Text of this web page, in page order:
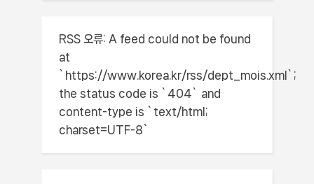
RSS 오류: A feed could not be found
at
`https://www.korea.kr/rss/dept_mois.xml`;
the status code is `404` and
content-type is `text/html;
charset=UTF-8`